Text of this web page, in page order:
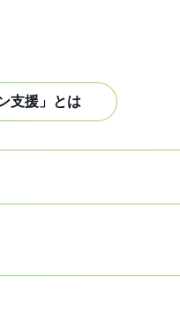
支援」とは